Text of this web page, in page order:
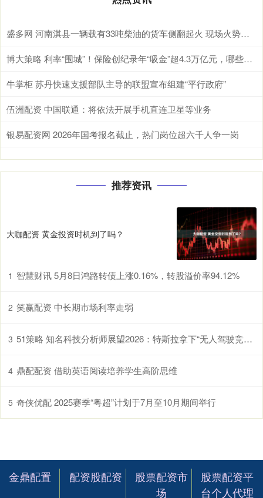
盛多网 河南淇县一辆载有33吨柴油的货车侧翻起火 现场火势汹汹冒出大量浓烟
博大策略 利率“围城”！保险创纪录年“吸金”超4.3万亿元，哪些险种最“吸金”？
牛掌柜 苏丹快速支援部队主导的联盟宣布组建“平行政府”
伍洲配资 中国联通：将依法开展手机直连卫星等业务
银易配资网 2026年国考报名截止，热门岗位超六千人争一岗
推荐资讯
大咖配资 黄金投资时机到了吗？
1 智慧财讯 5月8日鸿路转债上涨0.16%，转股溢价率94.12%
2 笑赢配资 中长期市场利率走弱
3 51策略 知名科技分析师展望2026：特斯拉拿下“无人驾驶竞赛” 苹果在AI赛道突围！
4 鼎配配资 借助英语阅读培养学生高阶思维
5 奇侠优配 2025赛季“粤超”计划于7月至10月期间举行
金鼎配置 配资股配资
股票配资市
场
股票配资平
台个人代理